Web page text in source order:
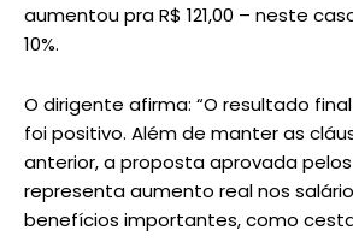
aumentou pra R$ 121,00 – neste
10%.
O dirigente afirma: “O resultado
foi positivo. Além de manter as
anterior, a proposta aprovada
representa aumento real nos
benefícios importantes, como cesta